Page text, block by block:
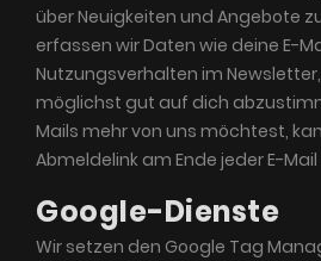
über Neuigkeiten und Angebote
erfassen wir Daten wie deine E-
Nutzungsverhalten im
möglichst gut auf dich
Mails mehr von uns möchtest,
Abmeldelink am Ende jeder E-
Google-Dienste
Wir setzen den Google Tag